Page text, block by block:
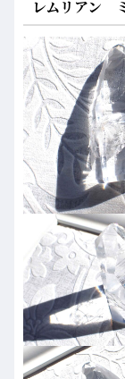
レムリアン